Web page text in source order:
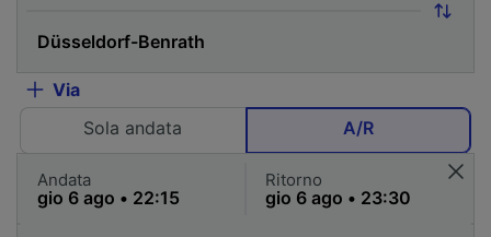
Via
Sola andata
A/R
Andata Ritorno